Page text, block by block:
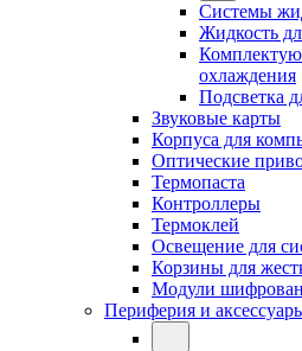
Системы
Жидкость
охлаждения
Подсветка
Звуковые карты
Корпуса для
Оптические
Термопаста
Контроллеры
Термоклей
Освещение для
Корзины для
Модули
Периферия и